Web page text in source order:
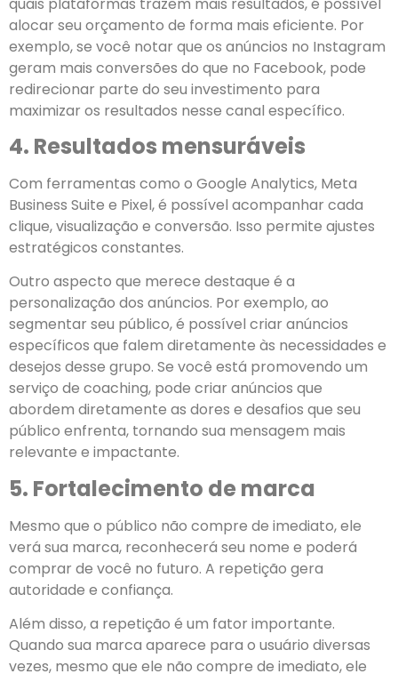
alocar seu orçamento de forma mais eficiente. Por
exemplo, se você notar que os anúncios no Instagram
geram mais conversões do que no Facebook, pode
redirecionar parte do seu investimento para
maximizar os resultados nesse canal específico.
4. Resultados mensuráveis
Com ferramentas como o Google Analytics, Meta
Business Suite e Pixel, é possível acompanhar cada
clique, visualização e conversão. Isso permite ajustes
estratégicos constantes.
Outro aspecto que merece destaque é a
personalização dos anúncios. Por exemplo, ao
segmentar seu público, é possível criar anúncios
específicos que falem diretamente às necessidades e
desejos desse grupo. Se você está promovendo um
serviço de coaching, pode criar anúncios que
abordem diretamente as dores e desafios que seu
público enfrenta, tornando sua mensagem mais
relevante e impactante.
5. Fortalecimento de marca
Mesmo que o público não compre de imediato, ele
verá sua marca, reconhecerá seu nome e poderá
comprar de você no futuro. A repetição gera
autoridade e confiança.
Além disso, a repetição é um fator importante.
Quando sua marca aparece para o usuário diversas
vezes, mesmo que ele não compre de imediato, ele